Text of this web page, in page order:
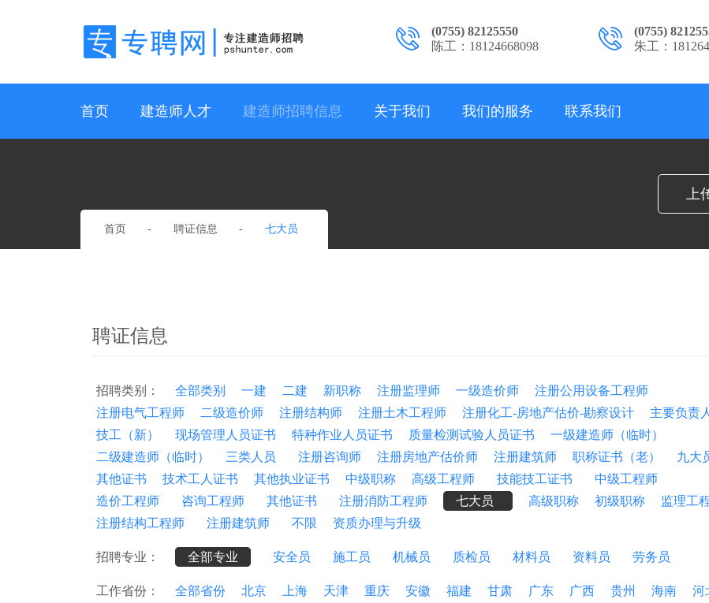
(0755) 82125550
陈工：18124668098
(0755)
朱工：
首页 建造师人才 建造师招聘信息 关于我们 我们的服务 联系我们
上
首页 聘证信息 七大员
聘证信息
招聘类别： 全部类别 一建 二建 新职称 注册监理师 一级造价师
注册公用设备工程师
注册电气工程师
二级造价师 注册结构师 注册土木工程师 注册化工-房地产估价-勘察设计
主要负责人
技工（新）
现场管理人员证书 特种作业人员证书 质量检测试验人员证书
一级建造师（临时）
二级建造师（临时）
三类人员 注册咨询师 注册房地产估价师 注册建筑师 职称证书（老）
九大
其他证书
技术工人证书 其他执业证书 中级职称 高级工程师 技能技工证书
中级工程师
造价工程师
咨询工程师 其他证书 注册消防工程师 七大员 高级职称 初级职称
监理工
注册结构工程师
注册建筑师 不限 资质办理与升级
招聘专业： 全部专业 安全员 施工员 机械员 质检员 材料员 资料员 劳务员
工作省份： 全部省份 北京 上海 天津 重庆 安徽 福建 甘肃 广东 广西 贵州 海南
河